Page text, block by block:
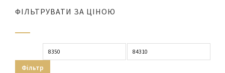
ФІЛЬТРУВАТИ ЗА ЦІНОЮ
Мінімальна
Найбільша
Фільтр